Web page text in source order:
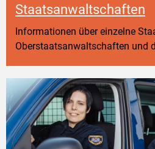
Staatsanwaltschaften
Informationen über einzelne
Oberstaatsanwaltschaften und